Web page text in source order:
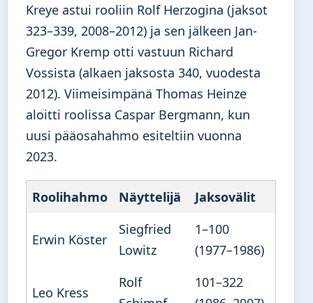
Kreye astui rooliin Rolf Herzogina (jaksot
323–339, 2008–2012) ja sen jälkeen Jan-
Gregor Kremp otti vastuun Richard
Vossista (alkaen jaksosta 340, vuodesta
2012). Viimeisimpänä Thomas Heinze
aloitti roolissa Caspar Bergmann, kun
uusi pääosahahmo esiteltiin vuonna
2023.
Roolihahmo Näyttelijä Jaksovälit
Erwin Köster
Siegfried
Lowitz
1–100
(1977–1986)
Leo Kress
Rolf
101–322